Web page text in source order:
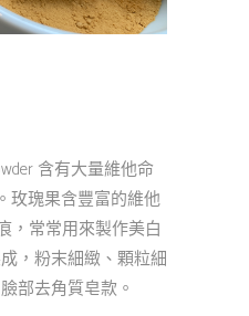
含有大量維他命
玫瑰果含豐富的維他
，常常用來製作美白
，粉末細緻、顆粒細
部去角質皂款。